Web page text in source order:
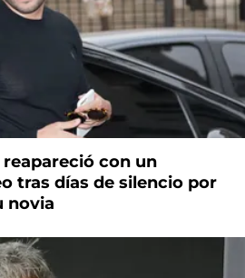
con un
tras días de silencio por
novia